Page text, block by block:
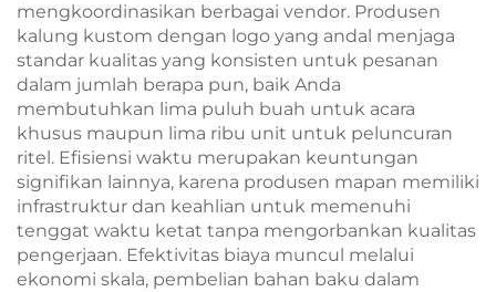
mengkoordinasikan berbagai vendor. Produsen
kalung kustom dengan logo yang andal menjaga
standar kualitas yang konsisten untuk pesanan
dalam jumlah berapa pun, baik Anda
membutuhkan lima puluh buah untuk acara
khusus maupun lima ribu unit untuk peluncuran
ritel. Efisiensi waktu merupakan keuntungan
signifikan lainnya, karena produsen mapan memiliki
infrastruktur dan keahlian untuk memenuhi
tenggat waktu ketat tanpa mengorbankan kualitas
pengerjaan. Efektivitas biaya muncul melalui
ekonomi skala, pembelian bahan baku dalam